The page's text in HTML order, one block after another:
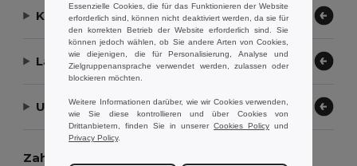
Kontaktieren Sie uns
Lassen Sie uns helfen
Unser Unternehmen
Zahlungsmethoden
Essenzielle Cookies, die für das Funktionieren der Website
erforderlich sind, können nicht deaktiviert werden, da sie für
den korrekten Betrieb der Website erforderlich sind. Sie
können jedoch wählen, ob Sie andere Arten von Cookies,
wie diejenigen, die für Personalisierung, Analyse und
Zielgruppenansprache verwendet werden, zulassen oder
blockieren möchten.
Weitere Informationen darüber, wie wir Cookies verwenden,
wie Sie diese kontrollieren und über Cookies von
Drittanbietern, finden Sie in unserer Cookies Policy und
Privacy Policy.